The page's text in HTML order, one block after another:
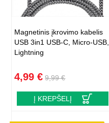
Magnetinis įkrovimo kabelis
USB 3in1 USB-C, Micro-USB,
Lightning
4,99 € 9,99 €
Į KREPŠELĮ